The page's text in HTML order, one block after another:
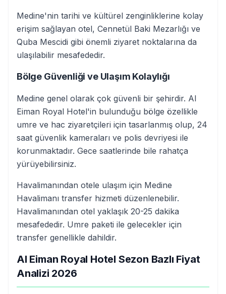
Medine'nin tarihi ve kültürel zenginliklerine kolay
erişim sağlayan otel, Cennetül Baki Mezarlığı ve
Quba Mescidi gibi önemli ziyaret noktalarına da
ulaşılabilir mesafededir.
Bölge Güvenliği ve Ulaşım Kolaylığı
Medine genel olarak çok güvenli bir şehirdir. Al
Eiman Royal Hotel'in bulunduğu bölge özellikle
umre ve hac ziyaretçileri için tasarlanmış olup, 24
saat güvenlik kameraları ve polis devriyesi ile
korunmaktadır. Gece saatlerinde bile rahatça
yürüyebilirsiniz.
Havalimanından otele ulaşım için Medine
Havalimanı transfer hizmeti düzenlenebilir.
Havalimanından otel yaklaşık 20-25 dakika
mesafededir. Umre paketi ile gelecekler için
transfer genellikle dahildir.
Al Eiman Royal Hotel Sezon Bazlı Fiyat
Analizi 2026